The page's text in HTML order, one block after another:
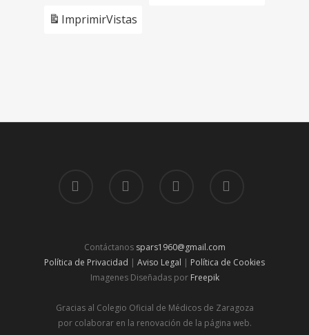
ImprimirVistas
Contáctanos spars1960@gmail.com
Política de Privacidad | Aviso Legal | Política de Cookies
Imagenes Diseñadas por Freepik
Gracias al Colegio Oficial de Médicos de Zaragoza
por colaborar en la renovación de la página web.